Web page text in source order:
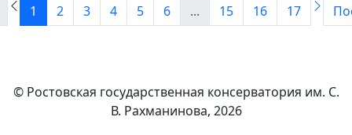
1 2 3 4 5 6 ... 15 16 17
© Ростовская государственная консерватория им. С.
В. Рахманинова, 2026